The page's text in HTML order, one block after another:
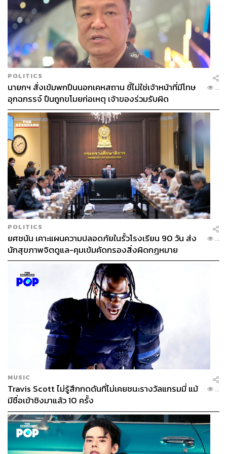
POLITICS
นายกฯ สั่งเข้มพกปืนนอกเคหสถาน ชี้ไม่ใช่เจ้าหน้าที่มีโทษ
อุกฉกรรจ์ ปืนถูกขโมยก่อเหตุ เจ้าของร่วมรับผิด
...
POLITICS
ยศชนัน เคาะแผนความปลอดภัยในรั้วโรงเรียน 90 วัน ส่ง
นักสุขภาพจิตดูแล-คุมเข้มคัดกรองสิ่งผิดกฎหมาย
...
MUSIC
Travis Scott ไม่รู้สึกกดดันที่ไม่เคยชนะรางวัลแกรมมี่ แม้
มีชื่อเข้าชิงมาแล้ว 10 ครั้ง
...